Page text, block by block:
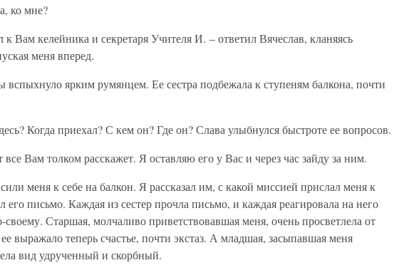
ко мне?
к Вам келейника и секретаря Учителя И. – ответил Вячеслав, кланяясь
меня вперед.
ярким румянцем. Ее сестра подбежала к ступеням балкона, почти
Когда приехал? С кем он? Где он? Слава улыбнулся быстроте ее вопросов.
все Вам толком расскажет. Я оставляю его у Вас и через час зайду за ним.
меня к себе на балкон. Я рассказал им, с какой миссией прислал меня к
письмо. Каждая из сестер прочла письмо, и каждая реагировала на него
Старшая, молчаливо приветствовавшая меня, очень просветлела от
выражало теперь счастье, почти экстаз. А младшая, засыпавшая меня
вид удрученный и скорбный.